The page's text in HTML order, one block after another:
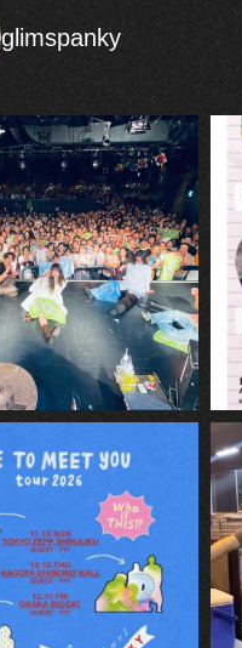
glimspanky